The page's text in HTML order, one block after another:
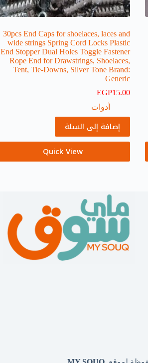
30pcs End Caps for shoelaces, laces and
wide strings Spring Cord Locks Plastic
End Stopper Dual Holes Toggle Fastener
Rope End for Drawstrings, Shoelaces,
Tent, Tie-Downs, Silver Tone Brand:
Generic
EGP15.00
أدوات
إضافة إلى السلة
Quick View